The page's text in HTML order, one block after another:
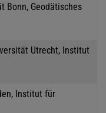
Bonn, Geodätisches
Utrecht, Institut
Institut für